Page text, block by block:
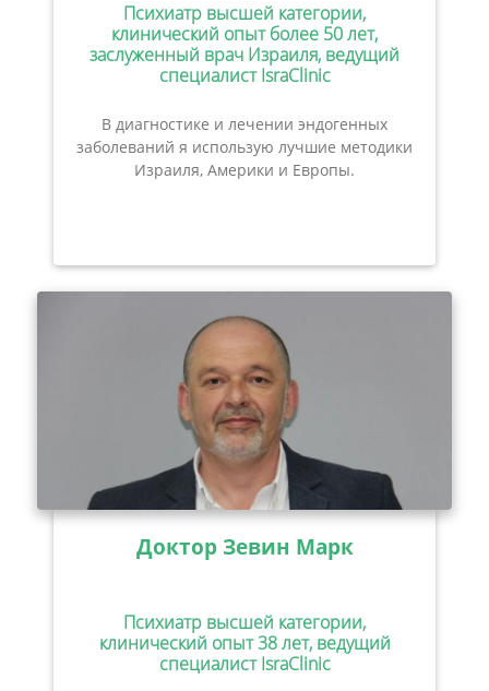
Психиатр высшей категории,
клинический опыт более 50 лет,
заслуженный врач Израиля, ведущий
специалист IsraClinic
В диагностике и лечении эндогенных
заболеваний я использую лучшие методики
Израиля, Америки и Европы.
Доктор Зевин Марк
Психиатр высшей категории,
клинический опыт 38 лет, ведущий
специалист IsraClinic